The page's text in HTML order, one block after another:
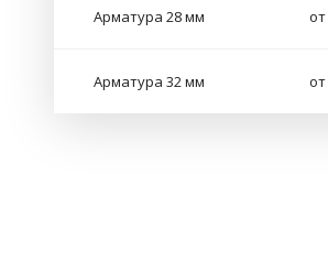
Арматура 28 мм
Арматура 32 мм